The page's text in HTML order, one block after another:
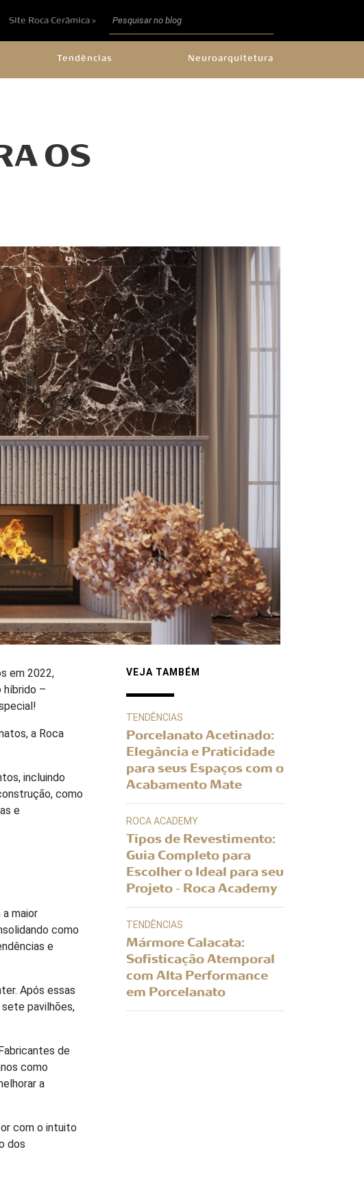
Site Roca Cerâmica >
Tendências Neuroarquitetura
OS
em 2022,
híbrido –
a Roca
incluindo
como
e
maior
como
e
Após essas
pavilhões,
de
como
a
com o intuito
dos
VEJA TAMBÉM
TENDÊNCIAS
Porcelanato Acetinado:
Elegância e Praticidade
para seus Espaços com o
Acabamento Mate
ROCA ACADEMY
Tipos de Revestimento:
Guia Completo para
Escolher o Ideal para seu
Projeto - Roca Academy
TENDÊNCIAS
Mármore Calacata:
Sofisticação Atemporal
com Alta Performance
em Porcelanato